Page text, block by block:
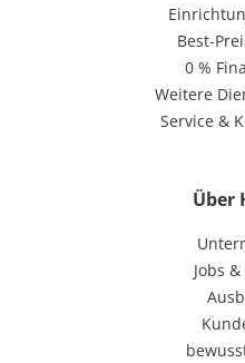
Best-
0 %
Weitere
Service &
Über
Jobs